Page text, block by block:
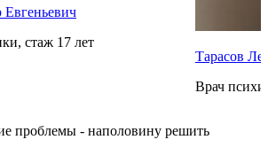
стаж 17 лет
Тарасов
Врач
проблемы - наполовину решить